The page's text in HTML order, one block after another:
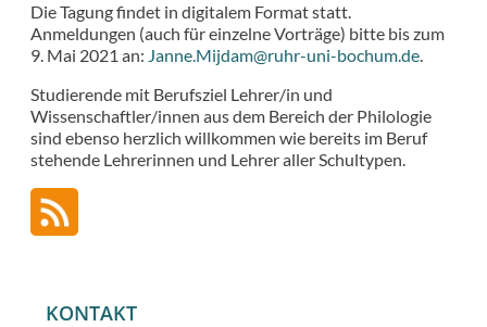
Die Tagung findet in digitalem Format statt.
Anmeldungen (auch für einzelne Vorträge) bitte bis zum
9. Mai 2021 an: Janne.Mijdam@ruhr-uni-bochum.de.
Studierende mit Berufsziel Lehrer/in und
Wissenschaftler/innen aus dem Bereich der Philologie
sind ebenso herzlich willkommen wie bereits im Beruf
stehende Lehrerinnen und Lehrer aller Schultypen.
KONTAKT